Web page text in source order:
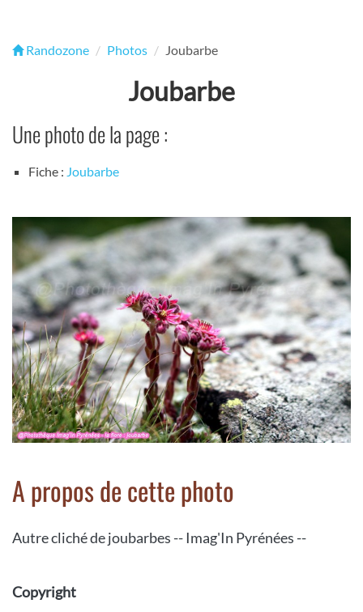
Randozone Photos Joubarbe
Joubarbe
Une photo de la page :
Fiche : Joubarbe
A propos de cette photo
Autre cliché de joubarbes -- Imag'In Pyrénées --
Copyright